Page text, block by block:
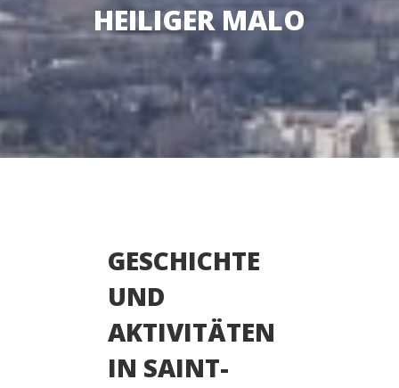
HEILIGER MALO
GESCHICHTE
UND
AKTIVITÄTEN
IN SAINT-